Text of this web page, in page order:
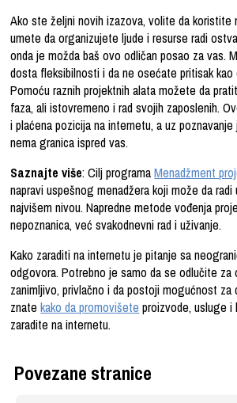
Ako ste željni novih izazova, volite da
umete da organizujete ljude i resurse radi
onda je možda baš ovo odličan posao za vas.
dosta fleksibilnosti i da ne osećate pritisak kao
Pomoću raznih projektnih alata možete da
faza, ali istovremeno i rad svojih zaposlenih.
i plaćena pozicija na internetu, a uz
nema granica ispred vas.
Saznajte više: Cilj programaMenadžment
napravi uspešnog menadžera koji može da
najvišem nivou. Napredne metode vođenja
nepoznanica, već svakodnevni rad i uživanje.
Kako zaraditi na internetu je pitanje sa
odgovora. Potrebno je samo da se odlučite za
zanimljivo, privlačno i da postoji mogućnost za
znatekako da promovišete proizvode, usluge i
zaradite na internetu.
Povezane stranice